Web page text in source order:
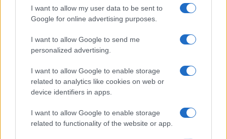
I want to allow my user data to be sent to
Google for online advertising purposes.
I want to allow Google to send me
personalized advertising.
I want to allow Google to enable storage
related to analytics like cookies on web or
device identifiers in apps.
I want to allow Google to enable storage
related to functionality of the website or app.
További hírek
Számos népszerű Samsung Galaxy készülék kimarad a One
UI 9 frissítésből – itt a lista az érintett modellekről
iPhone 18 bemutató dátum - ekkor rántja le a leplet az
Apple az új csúcsmobilokról